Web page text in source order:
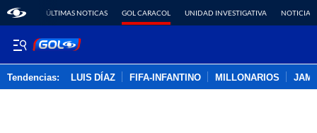
ÚLTIMAS NOTICAS GOL CARACOL UNIDAD INVESTIGATIVA NOTICIAS
Tendencias: LUIS DÍAZ FIFA-INFANTINO MILLONARIOS